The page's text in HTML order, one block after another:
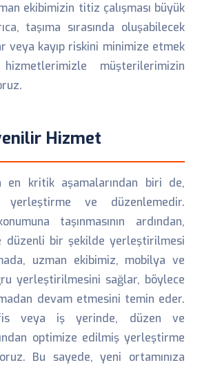
ekibimizin titiz çalışması büyük
taşıma sırasında oluşabilecek
veya kayıp riskini minimize etmek
müşterilerimizin
Hizmet
en kritik aşamalarından biri de,
yerleştirme ve düzenlemedir.
taşınmasının ardından,
düzenli bir şekilde yerleştirilmesi
uzman ekibimiz, mobilya ve
yerleştirilmesini sağlar, böylece
devam etmesini temin eder.
veya iş yerinde, düzen ve
optimize edilmiş yerleştirme
Bu sayede, yeni ortamınıza